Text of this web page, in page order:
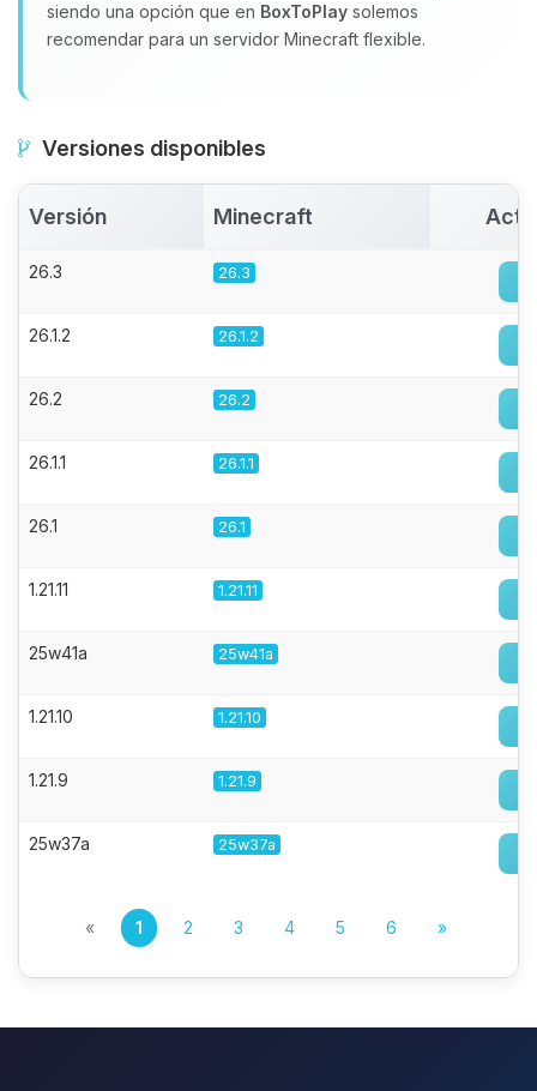
siendo una opción que en BoxToPlay solemos
recomendar para un servidor Minecraft flexible.
Versiones disponibles
Versión Minecraft
26.3 26.3
26.1.2 26.1.2
26.2 26.2
26.1.1 26.1.1
26.1 26.1
1.21.11 1.21.11
25w41a 25w41a
1.21.10 1.21.10
1.21.9 1.21.9
25w37a 25w37a
« 1 2 3 4 5 6 »